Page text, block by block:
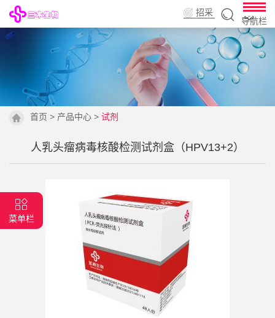
招采
导航栏
首页 > 产品中心 > 试剂
菜单栏
人乳头瘤病毒核酸检测试剂盒（HPV13+2）